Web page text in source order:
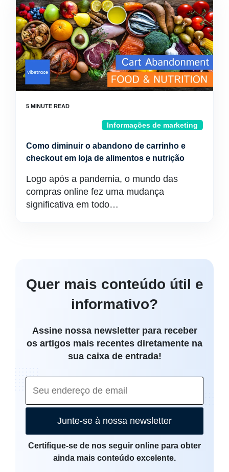
Informações de marketing
Como diminuir o abandono de carrinho e
checkout em loja de alimentos e nutrição
Logo após a pandemia, o mundo das
compras online fez uma mudança
significativa em todo…
Quer mais conteúdo útil e
informativo?
Assine nossa newsletter para receber
os artigos mais recentes diretamente na
sua caixa de entrada!
Junte-se à nossa newsletter
Certifique-se de nos seguir online para obter
ainda mais conteúdo excelente.